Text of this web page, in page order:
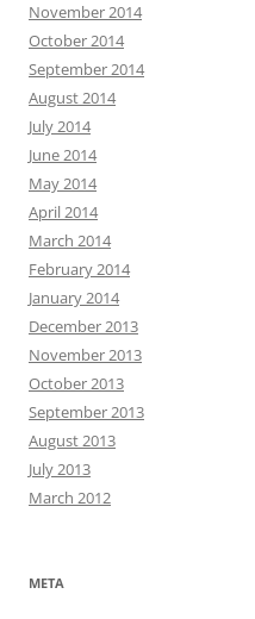
November 2014
October 2014
September 2014
August 2014
July 2014
June 2014
May 2014
April 2014
March 2014
February 2014
January 2014
December 2013
November 2013
October 2013
September 2013
August 2013
July 2013
March 2012
META